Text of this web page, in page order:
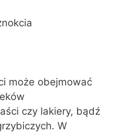
może obejmować
czy lakiery, bądź
W